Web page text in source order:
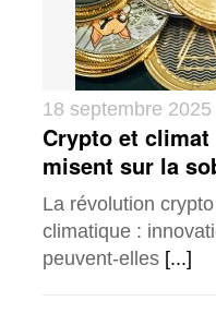
18 septembre 2025
Crypto et
misent sur la
La révolution
climatique :
peuvent-elles [...]